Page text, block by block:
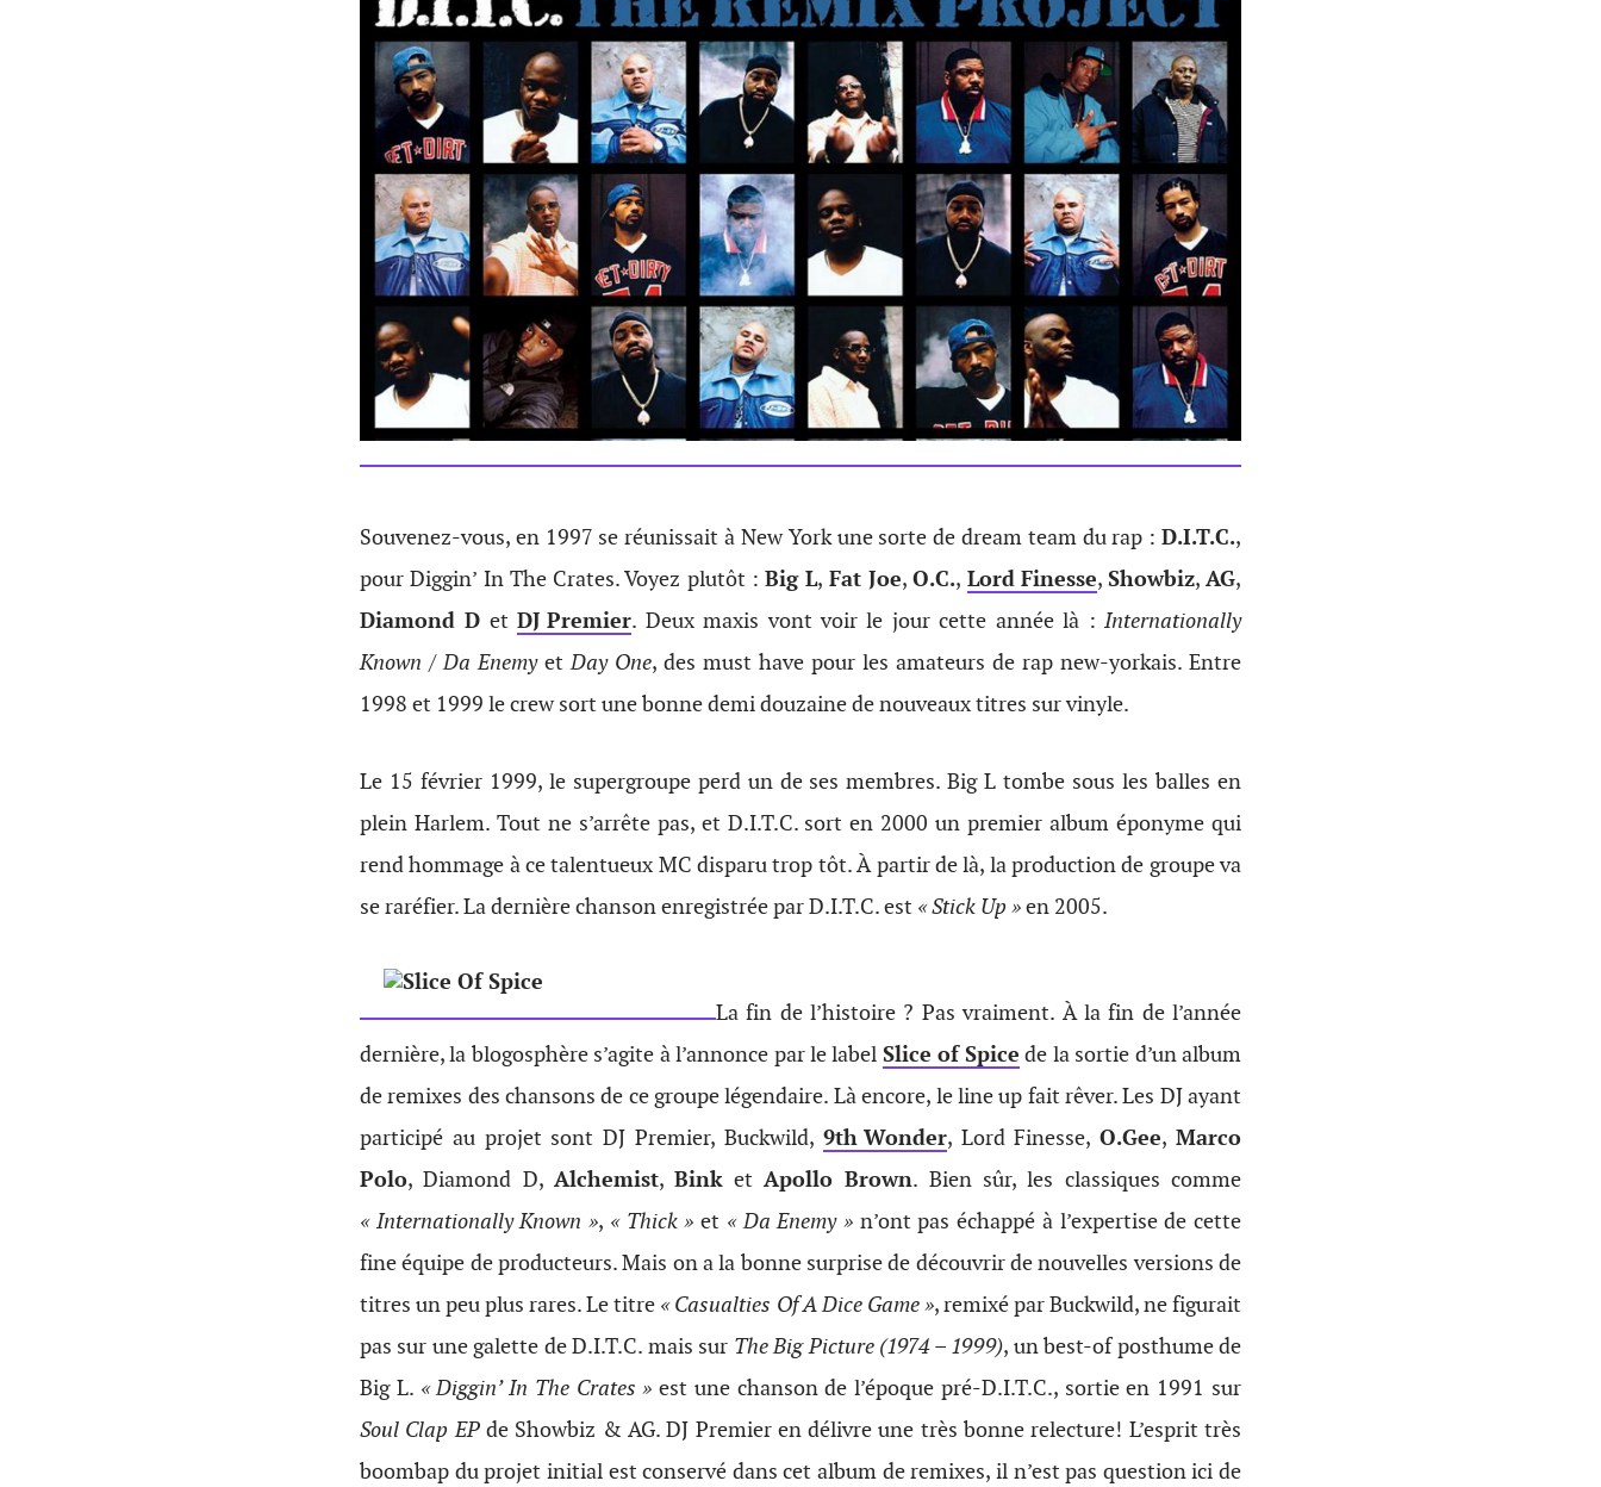
Souvenez-vous, en 1997 se réunissait à New York une sorte de dream team du rap : D.I.T.C.,
pour Diggin’ In The Crates. Voyez plutôt :Big L, Fat Joe,O.C., Lord Finesse, Showbiz,AG,
Diamond D etDJ Premier. Deux maxis vont voir le jour cette année là :Internationally
Known / Da EnemyetDay One, des must have pour les amateurs de rap new-yorkais. Entre
1998 et 1999 le crew sort une bonne demi douzaine de nouveaux titres sur vinyle.
Le 15 février 1999, le supergroupe perd un de ses membres. Big L tombe sous les balles en
plein Harlem. Tout ne s’arrête pas, et D.I.T.C. sort en 2000 un premier album éponyme qui
rend hommage à ce talentueux MC disparu trop tôt. À partir de là, la production de groupe va
se raréfier. La dernière chanson enregistrée par D.I.T.C. est « Stick Up »en 2005.
La fin de l’histoire ? Pas vraiment. À la fin de l’année
dernière, la blogosphère s’agite à l’annonce par le label Slice of Spice de la sortie d’un album
de remixes des chansons de ce groupe légendaire. Là encore, le line up fait rêver. Les DJ ayant
participé au projet sont DJ Premier, Buckwild, 9th Wonder, Lord Finesse,O.Gee,Marco
Polo, Diamond D, Alchemist,BinketApollo Brown. Bien sûr, les classiques comme
« Internationally Known », « Thick » et « Da Enemy »n’ont pas échappé à l’expertise de cette
fine équipe de producteurs. Mais on a la bonne surprise de découvrir de nouvelles versions de
titres un peu plus rares. Le titre « Casualties Of A Dice Game », remixé par Buckwild, ne figurait
pas sur une galette de D.I.T.C. mais sur The Big Picture (1974 – 1999), un best-of posthume de
Big L. « Diggin’ In The Crates » est une chanson de l’époque pré-D.I.T.C., sortie en 1991 sur
Soul Clap EPde Showbiz & AG. DJ Premier en délivre une très bonne relecture! L’esprit très
boombap du projet initial est conservé dans cet album de remixes, il n’est pas question ici de